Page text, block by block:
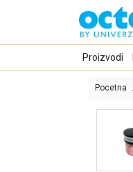
Proizvodi
Pocetna